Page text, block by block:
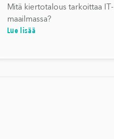
Mitä kiertotalous tarkoittaa IT-
maailmassa?
Lue lisää